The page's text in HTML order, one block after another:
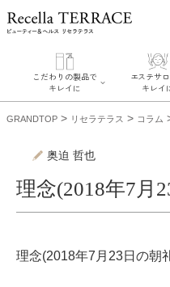
こだわりの製品で
キレイに
こだわりの製品
SERIES#02 水へ
のこだわり
エステサ
キレイ
エステサ
キレ
を探す
肌改善の
GRANDTOP > リセラテラス > コラム
奥迫 哲也
理念(2018年7月
理念(2018年7月23日の朝